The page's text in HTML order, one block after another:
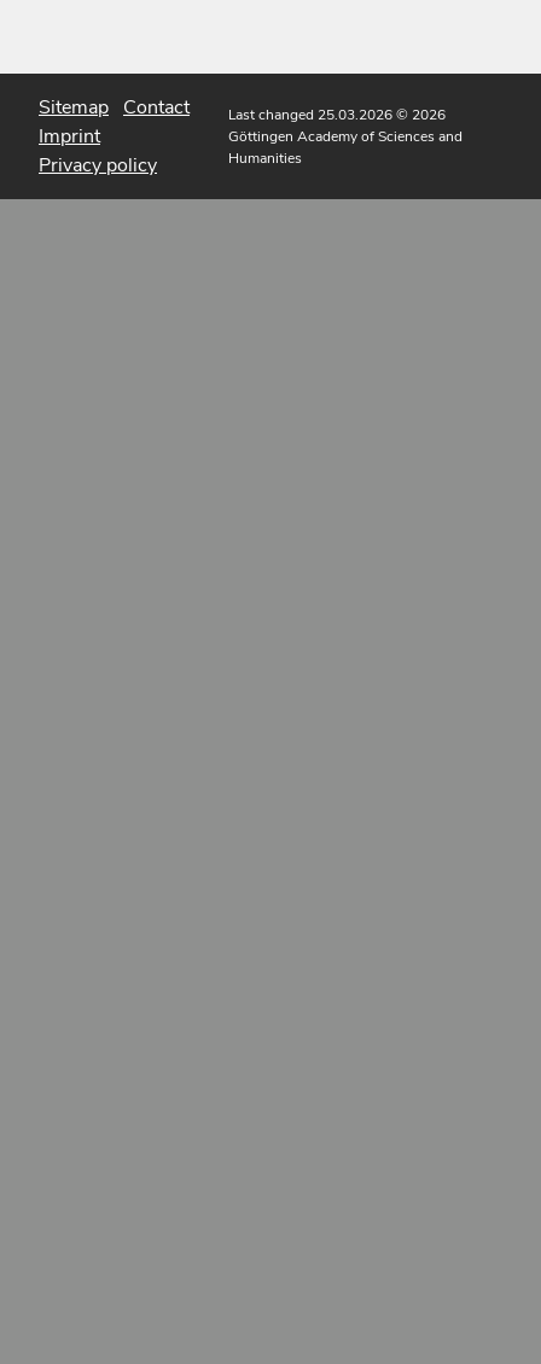
Sitemap Contact
Imprint
Privacy policy
Last changed 25.03.2026© 2026
Göttingen Academy of Sciences and
Humanities